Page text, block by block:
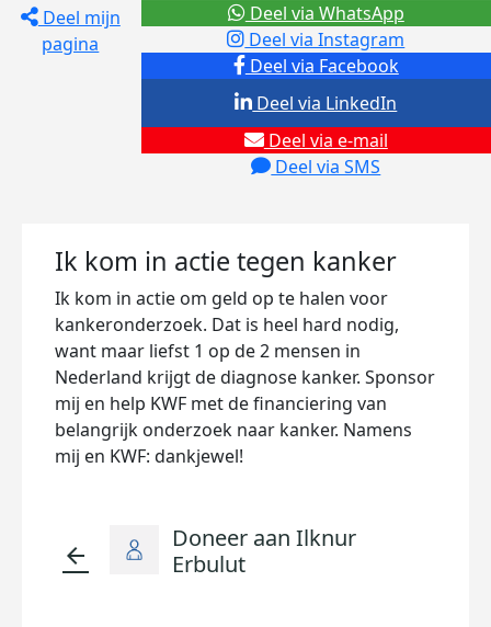
Deel mijn
pagina
Deel via Facebook
Deel via Instagram
Deel via e-mail
Deel via SMS
Deel via LinkedIn
Deel via WhatsApp
Ik kom in actie tegen kanker
Ik kom in actie om geld op te halen voor
kankeronderzoek. Dat is heel hard nodig,
want maar liefst 1 op de 2 mensen in
Nederland krijgt de diagnose kanker. Sponsor
mij en help KWF met de financiering van
belangrijk onderzoek naar kanker. Namens
mij en KWF: dankjewel!
arrow_back
Doneer aan Ilknur
Erbulut